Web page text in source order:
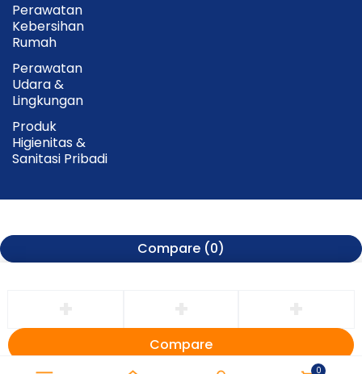
0
Perawatan
Kebersihan
Rumah
Perawatan
Udara &
Lingkungan
Produk
Higienitas &
Sanitasi Pribadi
Compare (0)
Compare